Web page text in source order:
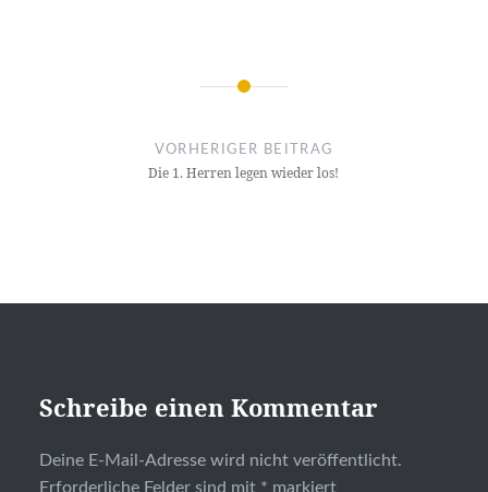
Beitragsnavigation
VORHERIGER BEITRAG
Die 1. Herren legen wieder los!
Schreibe einen Kommentar
Deine E-Mail-Adresse wird nicht veröffentlicht.
Erforderliche Felder sind mit * markiert